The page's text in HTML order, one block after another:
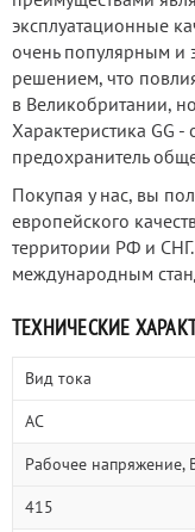
эксплуатационные
очень популярным и
решением, что
в Великобритании,
Характеристика GG
предохранитель
Покупая у нас, вы
европейского
территории РФ и СНГ.
международным
ТЕХНИЧЕСКИЕ
Вид тока
AC
Рабочее напряжение,
415